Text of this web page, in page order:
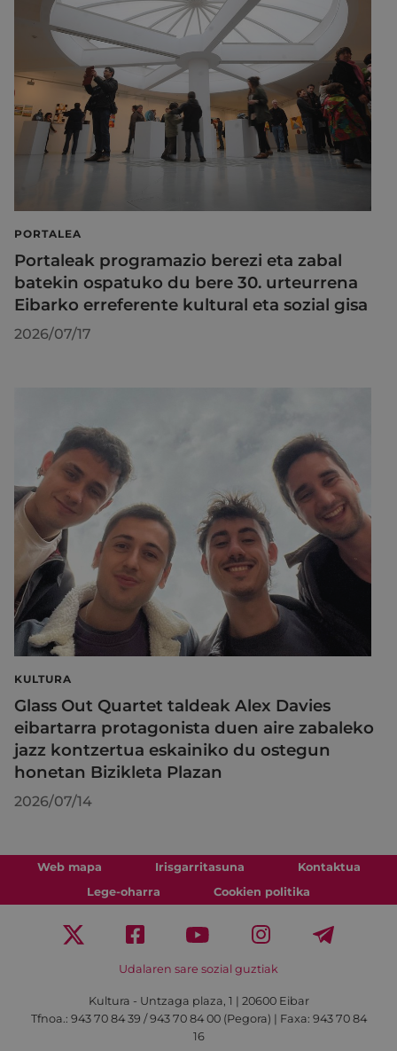
PORTALEA
Portaleak programazio berezi eta zabal
batekin ospatuko du bere 30. urteurrena
Eibarko erreferente kultural eta sozial gisa
2026/07/17
KULTURA
Glass Out Quartet taldeak Alex Davies
eibartarra protagonista duen aire zabaleko
jazz kontzertua eskainiko du ostegun
honetan Bizikleta Plazan
2026/07/14
Web mapa Irisgarritasuna
Kontaktua
Lege-oharra
Cookien politika
Udalaren sare sozial guztiak
Kultura - Untzaga plaza, 1 | 20600 Eibar
Tfnoa.: 943 70 84 39 / 943 70 84 00 (Pegora) | Faxa: 943 70 84
16